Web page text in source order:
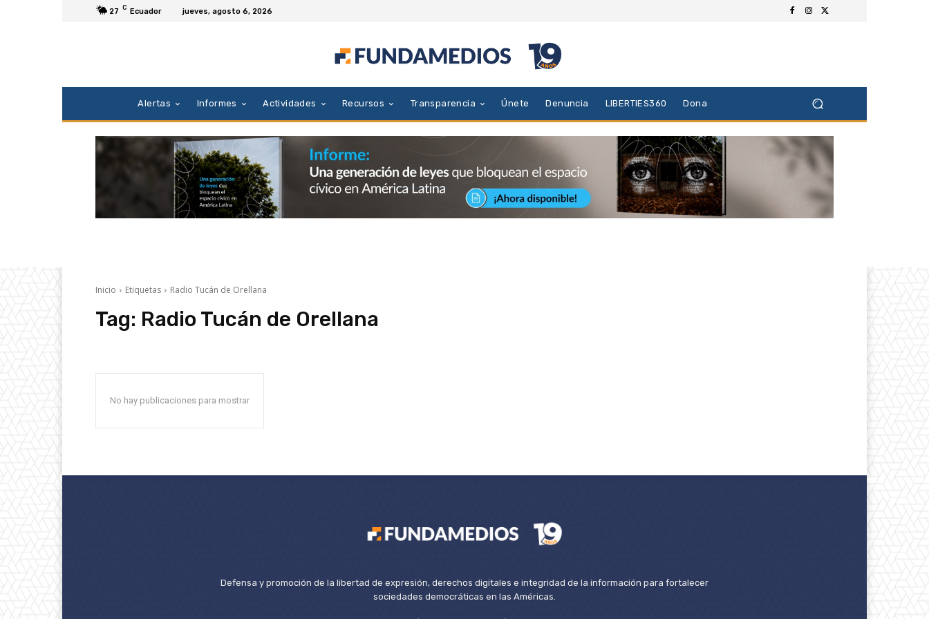
27 C Ecuador jueves, agosto 6, 2026
Alertas Informes Actividades Recursos Transparencia Únete Denuncia LIBERTIES360 Dona
Inicio Etiquetas Radio Tucán de Orellana
Tag: Radio Tucán de Orellana
No hay publicaciones para mostrar
Defensa y promoción de la libertad de expresión, derechos digitales e integridad de la información para fortalecer
sociedades democráticas en las Américas.